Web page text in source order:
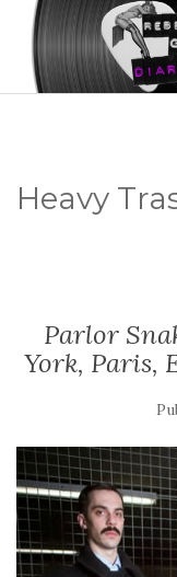
Heavy
Parlor
York, Paris,